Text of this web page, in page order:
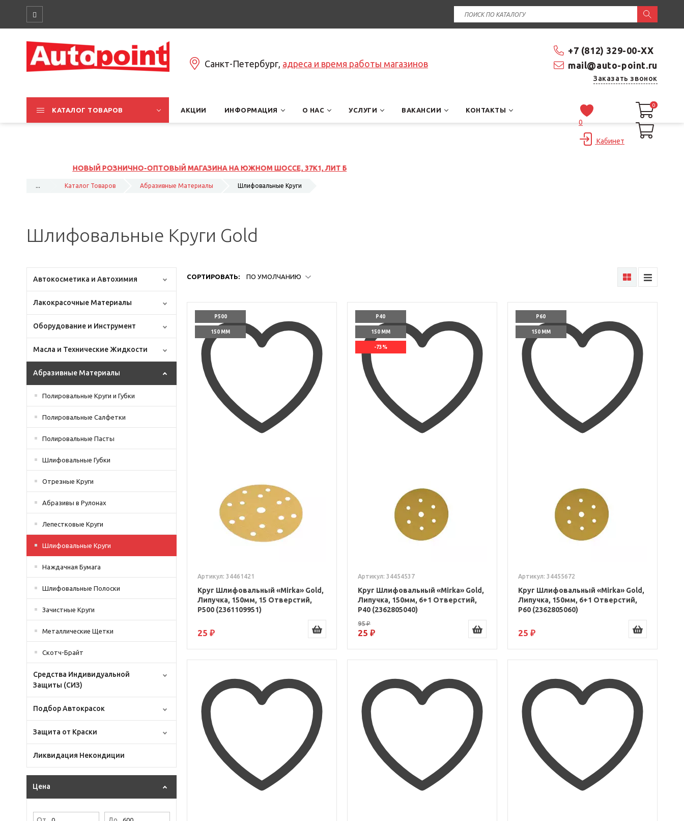
+7 (812) 329-00-XX
mail@auto-point.ru
Заказать звонок
Санкт-Петербург, адреса и время работы магазинов
КАТАЛОГ ТОВАРОВ АКЦИИ ИНФОРМАЦИЯ О НАС УСЛУГИ ВАКАНСИИ КОНТАКТЫ
0
Кабинет
0
0
ОПТОВЫЙ МАГАЗИНА НА ЮЖНОМ ШОССЕ, 37К1, ЛИТ Б
... Каталог Товаров Абразивные Материалы Шлифовальные Круги
Шлифовальные Круги Gold
Автокосметика и Автохимия
Лакокрасочные Материалы
Оборудование и Инструмент
Масла и Технические Жидкости
Абразивные Материалы
Полировальные Круги и Губки
Полировальные Салфетки
Полировальные Пасты
Шлифовальные Губки
Отрезные Круги
Абразивы в Рулонах
Лепестковые Круги
Шлифовальные Круги
Наждачная Бумага
Шлифовальные Полоски
Зачистные Круги
Металлические Щетки
Скотч-Брайт
Средства Индивидуальной
Защиты (СИЗ)
Подбор Автокрасок
Защита от Краски
Ликвидация Некондиции
Цена
СОРТИРОВАТЬ: ПО УМОЛЧАНИЮ
P500
150 ММ
Артикул: 34461421
Круг Шлифовальный «Mirka» Gold,
Липучка, 150мм, 15 Отверстий,
P500 (2361109951)
25 ₽
P40
150 ММ
-73%
Артикул: 34454537
Круг Шлифовальный «Mirka» Gold,
Липучка, 150мм, 6+1 Отверстий,
Р40 (2362805040)
95 ₽
25 ₽
P60
150 ММ
Артикул: 34455672
Круг Шлифовальный «Mirka» Gold,
Липучка, 150мм, 6+1 Отверстий,
Р60 (2362805060)
25 ₽